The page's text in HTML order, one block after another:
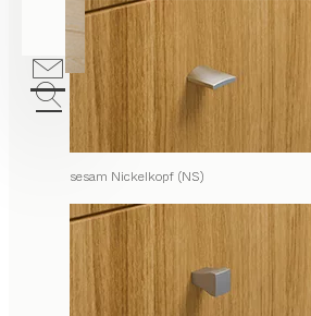
sesam Nickelkopf (NS)